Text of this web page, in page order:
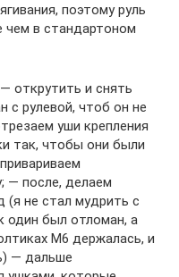
поэтому руль
чем в стандартоном
открутить и снять
с рулевой, чтоб он не
уши крепления
так, чтобы они были
— после, делаем
(я не стал мудрить с
один был отломан, а
М6 держалась, и
— дальше